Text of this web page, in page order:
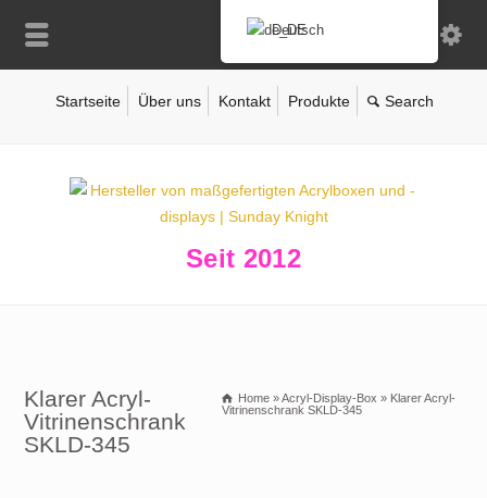
Startseite Über uns Kontakt Produkte
Seit 2012
Klarer Acryl-
Vitrinenschrank
SKLD-345
Home »Acryl-Display-Box » Klarer Acryl-
Vitrinenschrank SKLD-345
Deutsch